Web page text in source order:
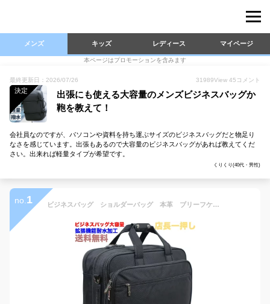
メンズ キッズ レディース マイページ
本ページはプロモーションを含みます
最終更新日：2026/07/26 31989View 45 コメント
決定
出張にも使える大容量のメンズビジネスバッグか
鞄を教えて！
会社員なのですが、パソコンや資料を持ち運ぶサイズのビジネスバッグだと物足り
なさを感じています。出張もあるので大容量のビジネスバッグがあれば教えてくだ
さい。出来れば軽量タイプが希望です。
くりくり(40代・男性)
no. 1 ビジネスバッグ ショルダーバッグ 本革 ブリーフケース ビジネスバッグ大容量 ビジネスバッグメンズ 送料無料【ビジネスバッグ出張】【あす楽】ビジネスバック 銀行にボストン usb 10P03Dec16